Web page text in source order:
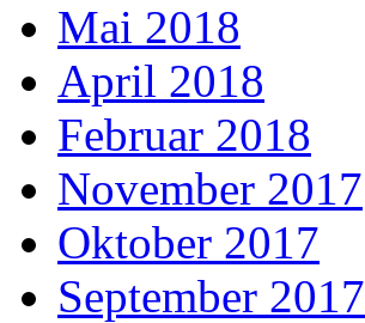
Mai 2018
April 2018
Februar 2018
November 2017
Oktober 2017
September 2017